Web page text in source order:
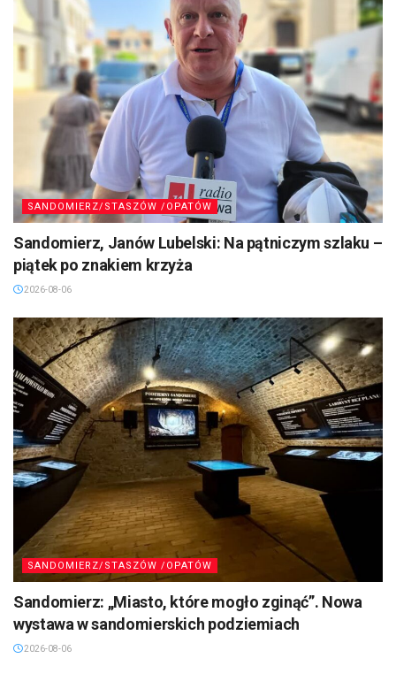
SANDOMIERZ/STASZÓW /OPATÓW
Sandomierz, Janów Lubelski: Na pątniczym szlaku –
piątek po znakiem krzyża
2026-08-06
SANDOMIERZ/STASZÓW /OPATÓW
Sandomierz: „Miasto, które mogło zginąć”. Nowa
wystawa w sandomierskich podziemiach
2026-08-06